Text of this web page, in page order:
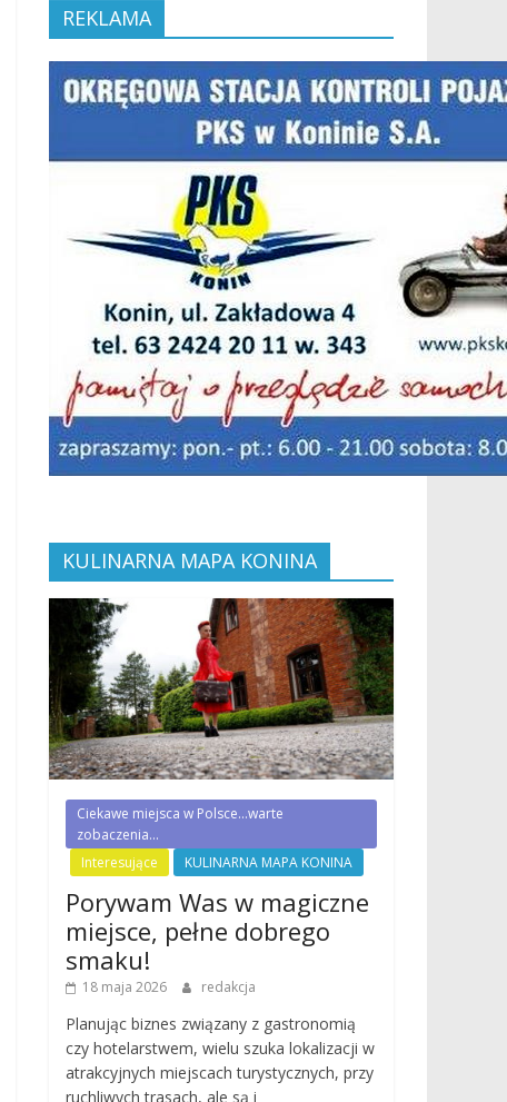
REKLAMA
KULINARNA MAPA KONINA
Ciekawe miejsca w Polsce...warte
zobaczenia...
Interesujące
KULINARNA MAPA KONINA
Porywam Was w magiczne
miejsce, pełne dobrego
smaku!
18 maja 2026 redakcja
Planując biznes związany z gastronomią
czy hotelarstwem, wielu szuka lokalizacji w
atrakcyjnych miejscach turystycznych, przy
ruchliwych trasach, ale są i